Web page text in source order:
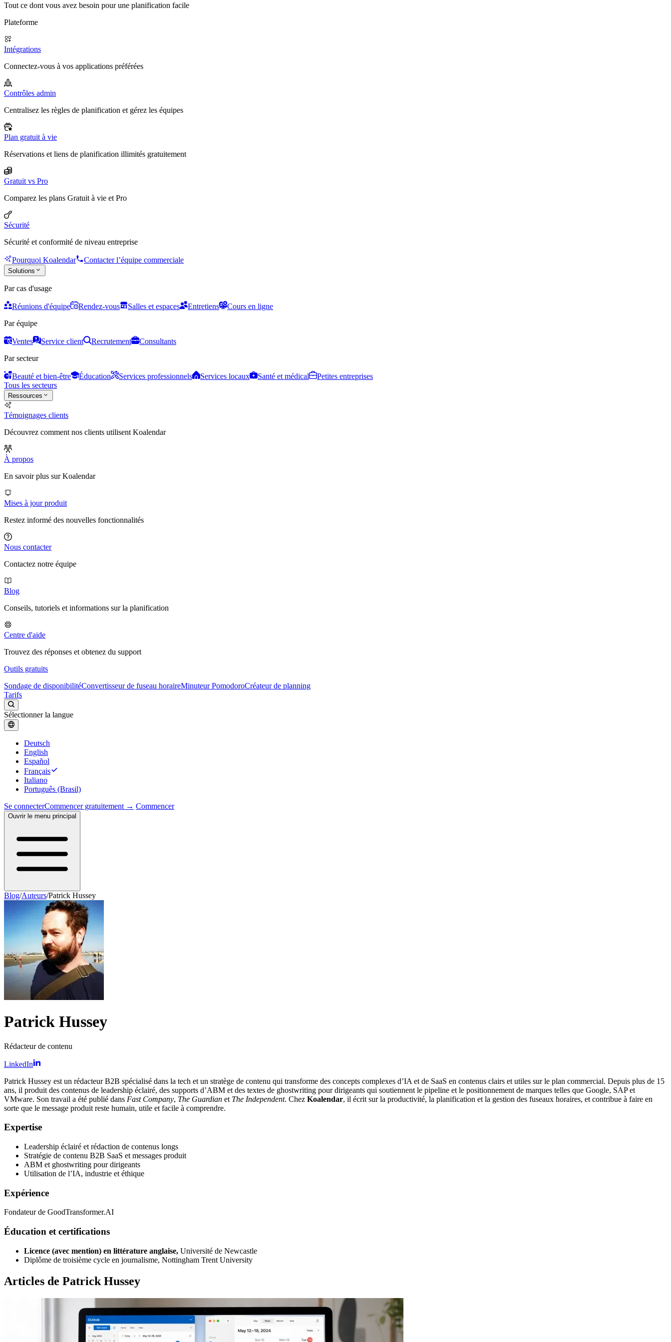
Tout ce dont vous avez besoin pour une planification facile
Plateforme
Intégrations
Connectez-vous à vos applications préférées
Contrôles admin
Centralisez les règles de planification et gérez les équipes
Plan gratuit à vie
Réservations et liens de planification illimités gratuitement
Gratuit vs Pro
Comparez les plans Gratuit à vie et Pro
Sécurité
Sécurité et conformité de niveau entreprise
Pourquoi Koalendar Contacter l’équipe commerciale
Solutions
Par cas d'usage
Réunions d'équipe Rendez-vous Salles et espaces Entretiens
Cours en ligne
Par équipe
Ventes Service client Recrutement
Consultants
Par secteur
Beauté et bien-être Éducation Services professionnels Services locaux Santé et médical
Petites entreprises
Tous les secteurs
Ressources
Témoignages clients
Découvrez comment nos clients utilisent Koalendar
À propos
En savoir plus sur Koalendar
Mises à jour produit
Restez informé des nouvelles fonctionnalités
Nous contacter
Contactez notre équipe
Blog
Conseils, tutoriels et informations sur la planification
Centre d'aide
Trouvez des réponses et obtenez du support
Outils gratuits
Sondage de disponibilitéConvertisseur de fuseau horaireMinuteur PomodoroCréateur de planning
Tarifs
Sélectionner la langue
Deutsch
English
Español
Français
Italiano
Português (Brasil)
Se connecterCommencer gratuitement → Commencer
Ouvrir le menu principal
Blog/Auteurs/Patrick Hussey
Patrick Hussey
Rédacteur de contenu
LinkedIn
Patrick Hussey est un rédacteur B2B spécialisé dans la tech et un stratège de contenu qui transforme des concepts complexes d’IA et de SaaS en contenus clairs et utiles sur le plan commercial. Depuis plus de 15
ans, il produit des contenus de leadership éclairé, des supports d’ABM et des textes de ghostwriting pour dirigeants qui soutiennent le pipeline et le positionnement de marques telles que Google, SAP et
VMware. Son travail a été publié dans Fast Company, The Guardian et The Independent. Chez Koalendar, il écrit sur la productivité, la planification et la gestion des fuseaux horaires, et contribue à faire en
sorte que le message produit reste humain, utile et facile à comprendre.
Expertise
Leadership éclairé et rédaction de contenus longs
Stratégie de contenu B2B SaaS et messages produit
ABM et ghostwriting pour dirigeants
Utilisation de l’IA, industrie et éthique
Expérience
Fondateur de GoodTransformer.AI
Éducation et certifications
Licence (avec mention) en littérature anglaise, Université de Newcastle
Diplôme de troisième cycle en journalisme, Nottingham Trent University
Articles de Patrick Hussey